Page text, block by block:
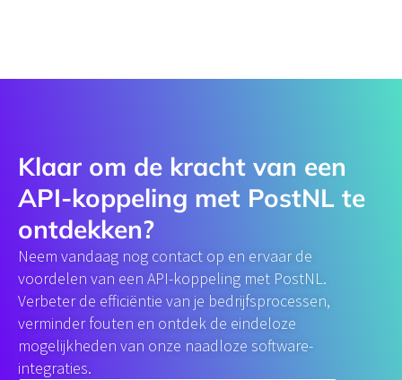
Klaar om de kracht van een
API-koppeling​ met PostNL te
ontdekken?
Neem vandaag nog contact op en ervaar de
voordelen van een API-koppeling met PostNL.
Verbeter de efficiëntie van je bedrijfsprocessen,
verminder fouten en ontdek de eindeloze
mogelijkheden van onze naadloze software-
integraties.